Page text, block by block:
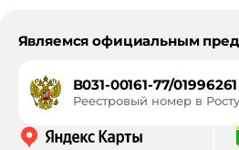
Являемся официальным
В031-00161-77/01996261
Реестровый номер в